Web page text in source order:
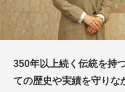
350年以上続く伝統を持
ての歴史や実績を守りな